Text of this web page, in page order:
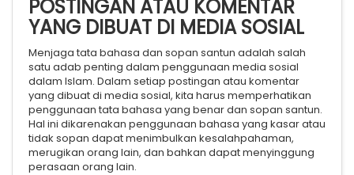
POSTINGAN ATAU KOMENTAR
YANG DIBUAT DI MEDIA SOSIAL
Menjaga tata bahasa dan sopan santun adalah salah
satu adab penting dalam penggunaan media sosial
dalam Islam. Dalam setiap postingan atau komentar
yang dibuat di media sosial, kita harus memperhatikan
penggunaan tata bahasa yang benar dan sopan santun.
Hal ini dikarenakan penggunaan bahasa yang kasar atau
tidak sopan dapat menimbulkan kesalahpahaman,
merugikan orang lain, dan bahkan dapat menyinggung
perasaan orang lain.